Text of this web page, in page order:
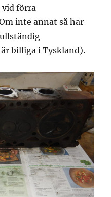
vid förra
inte annat så har
billiga i Tyskland).